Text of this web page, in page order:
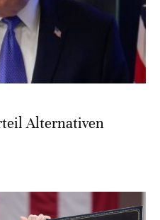
Alternativen